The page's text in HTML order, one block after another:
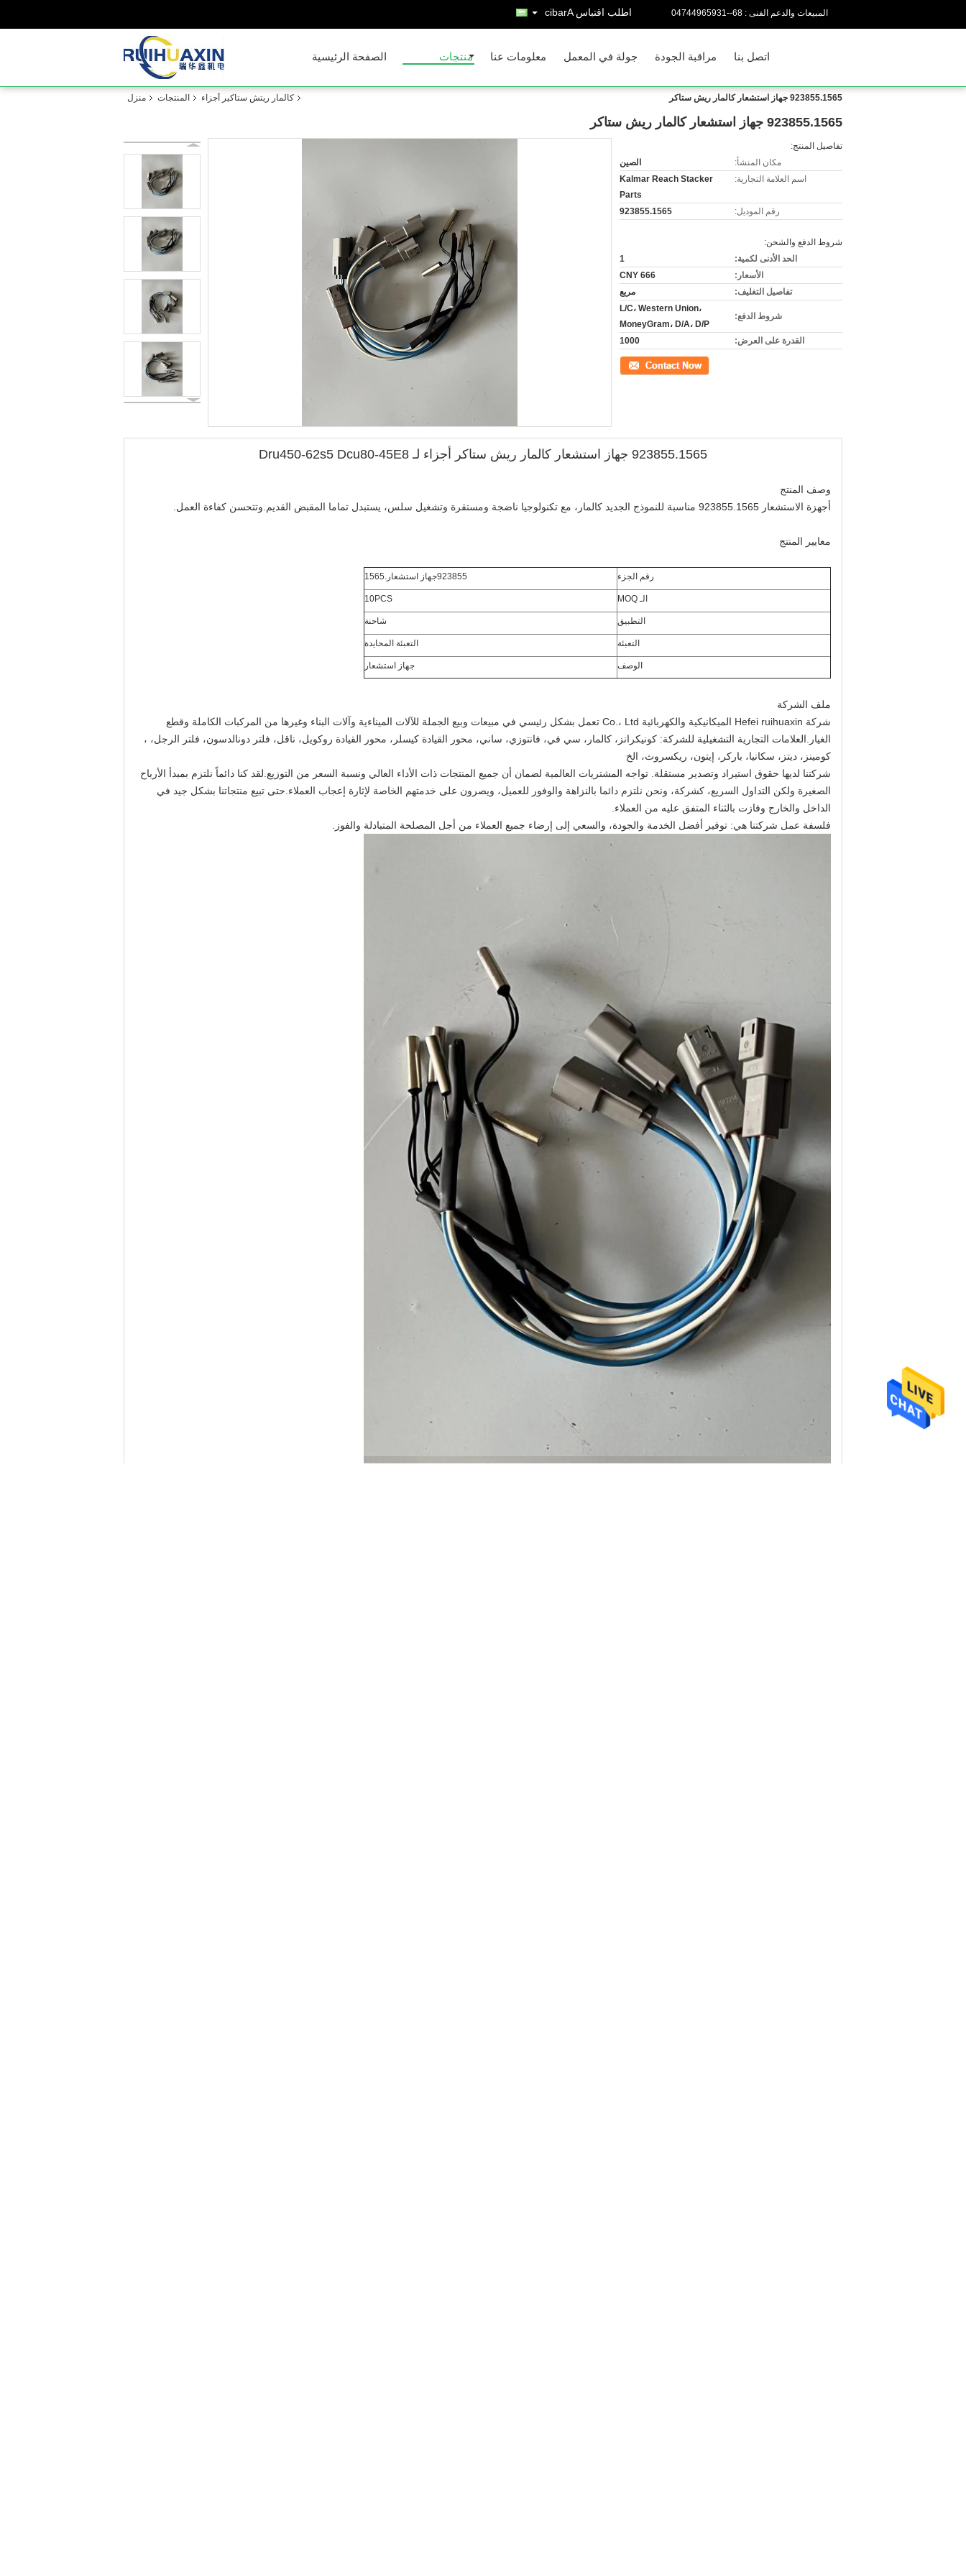
المبيعات والدعم الفنى : 86--13956944740 اطلب اقتباس Arabic
الصفحة الرئيسية منتجات معلومات عنا جولة في المعمل مراقبة الجودة اتصل بنا
منزل المنتجات كالمار ريتش ستاكير أجزاء 923855.1565 جهاز استشعار كالمار ريش ستاكر
923855.1565 جهاز استشعار كالمار ريش ستاكر
تفاصيل المنتج:
مكان المنشأ:
الصين
اسم العلامة التجارية:
Kalmar Reach Stacker
Parts
رقم الموديل:
923855.1565
شروط الدفع والشحن:
الحد الأدنى لكمية:
1
الأسعار:
CNY 666
تفاصيل التغليف:
مربع
شروط الدفع:
L/C، Western Union،
MoneyGram، D/A، D/P
القدرة على العرض:
1000
اتصل
923855.1565 جهاز استشعار كالمار ريش ستاكر أجزاء لـ Dru450-62s5 Dcu80-45E8
وصف المنتج
أجهزة الاستشعار 923855.1565 مناسبة للنموذج الجديد كالمار، مع تكنولوجيا ناضجة ومستقرة وتشغيل سلس، يستبدل تماما المقبض القديم.وتتحسن كفاءة العمل.
معايير المنتج
رقم الجزء 923855جهاز استشعار.1565
الـ MOQ 10PCS
التطبيق شاحنة
التعبئة التعبئة المحايدة
الوصف جهاز استشعار
ملف الشركة
شركة Hefei ruihuaxin الميكانيكية والكهربائية Co.، Ltd تعمل بشكل رئيسي في مبيعات وبيع الجملة للآلات الميناءية وآلات البناء وغيرها من المركبات الكاملة وقطع
الغيار.العلامات التجارية التشغيلية للشركة: كونيكرانز، كالمار، سي في، فانتوزي، ساني، محور القيادة كيسلر، محور القيادة روكويل، ناقل، فلتر دونالدسون، فلتر الرجل، ،
كومينز، ديتز، سكانيا، باركر، إيتون، ريكسروث، الخ
شركتنا لديها حقوق استيراد وتصدير مستقلة. تواجه المشتريات العالمية لضمان أن جميع المنتجات ذات الأداء العالي ونسبة السعر من التوزيع.لقد كنا دائماً نلتزم بمبدأ الأرباح
الصغيرة ولكن التداول السريع، كشركة، ونحن نلتزم دائما بالنزاهة والوفور للعميل، ويصرون على خدمتهم الخاصة لإثارة إعجاب العملاء.حتى تبيع منتجاتنا بشكل جيد في
الداخل والخارج وفازت بالثناء المتفق عليه من العملاء.
فلسفة عمل شركتنا هي: توفير أفضل الخدمة والجودة، والسعي إلى إرضاء جميع العملاء من أجل المصلحة المتبادلة والفوز.